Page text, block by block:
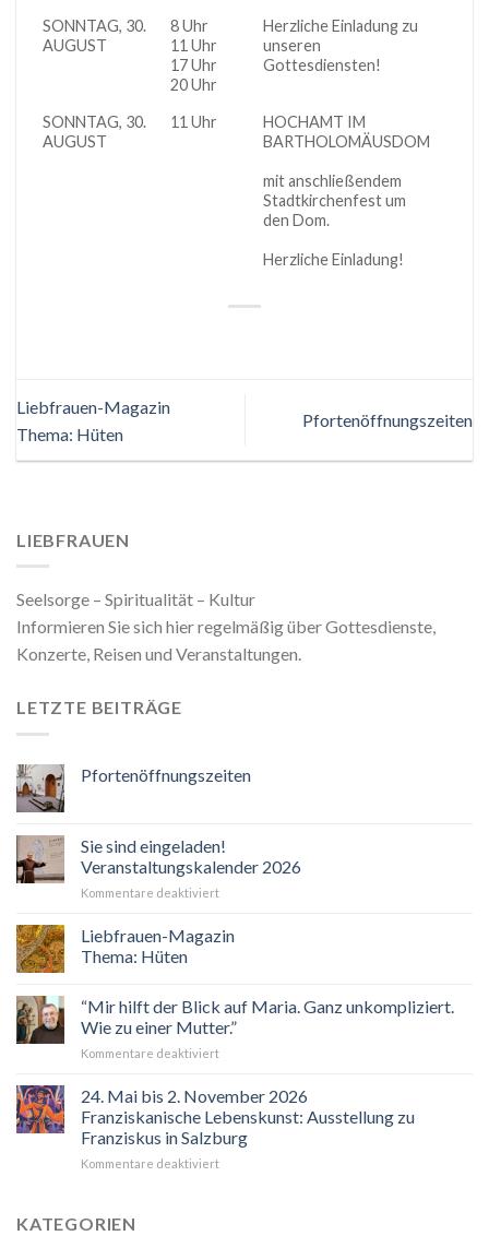
SONNTAG, 30.
AUGUST
8 Uhr
11 Uhr
17 Uhr
20 Uhr
Herzliche Einladung zu
unseren
Gottesdiensten!
SONNTAG, 30.
AUGUST
11 Uhr
HOCHAMT IM
BARTHOLOMÄUSDOM
mit anschließendem
Stadtkirchenfest um
den Dom.
Herzliche Einladung!
Liebfrauen-Magazin
Thema: Hüten
Pfortenöffnungszeiten
LIEBFRAUEN
Seelsorge – Spiritualität – Kultur
Informieren Sie sich hier regelmäßig über Gottesdienste,
Konzerte, Reisen und Veranstaltungen.
LETZTE BEITRÄGE
Pfortenöffnungszeiten
Sie sind eingeladen!
Veranstaltungskalender 2026
Kommentare deaktiviertfür
sind
eingeladen!
Liebfrauen-Magazin
Thema: Hüten
“Mir hilft der Blick auf Maria. Ganz unkompliziert.
Wie zu einer Mutter.”
Kommentare deaktiviertfür
hilft
der
Blick
auf
Maria.
24. Mai bis 2. November 2026
Franziskanische Lebenskunst: Ausstellung zu
Franziskus in Salzburg
Kommentare deaktiviertfür
KATEGORIEN